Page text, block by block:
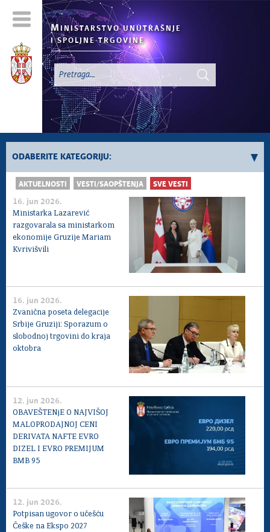
M INISTARSTVO UNUTRAŠNJE
I SPOLJNE TRGOVINE
ODABERITE KATEGORIJU:
Sve vesti
AKTUELNOSTI VESTI/SAOPŠTENJA SVE VESTI
16. jun 2026.
Ministarka Lazarević
razgovarala sa ministarkom
ekonomije Gruzije Mariam
Kvrivišvili
16. jun 2026.
Zvanična poseta delegacije
Srbije Gruziji: Sporazum o
slobodnoj trgovini do kraja
oktobra
12. jun 2026.
OBAVEŠTENjE O NAJVIŠOJ
MALOPRODAJNOJ CENI
DERIVATA NAFTE EVRO
DIZEL I EVRO PREMIJUM
BMB 95
12. jun 2026.
Potpisan ugovor o učešću
Češke na Ekspo 2027